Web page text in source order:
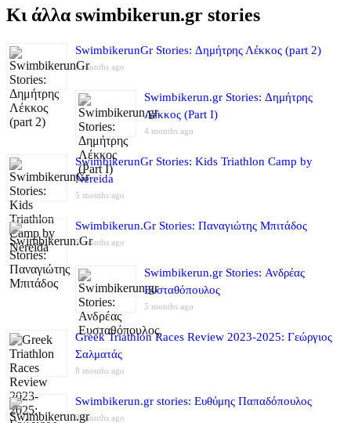
Κι άλλα swimbikerun.gr stories
SwimbikerunGr Stories: Δημήτρης Λέκκος (part 2)
4 months ago
Swimbikerun.gr Stories: Δημήτρης
Λέκκος (Part I)
4 months ago
SwimbikerunGr Stories: Kids Triathlon Camp by
Nereida
5 months ago
Swimbikerun.Gr Stories: Παναγιώτης Μπιτάδος
5 months ago
Swimbikerun.gr Stories: Ανδρέας
Ευσταθόπουλος
5 months ago
Greek Triathlon Races Review 2023-2025: Γεώργιος
Σαλματάς
8 months ago
Swimbikerun.gr stories: Ευθύμης Παπαδόπουλος
8 months ago